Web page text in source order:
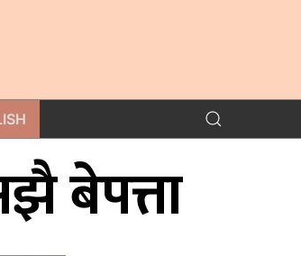
बेपत्ता